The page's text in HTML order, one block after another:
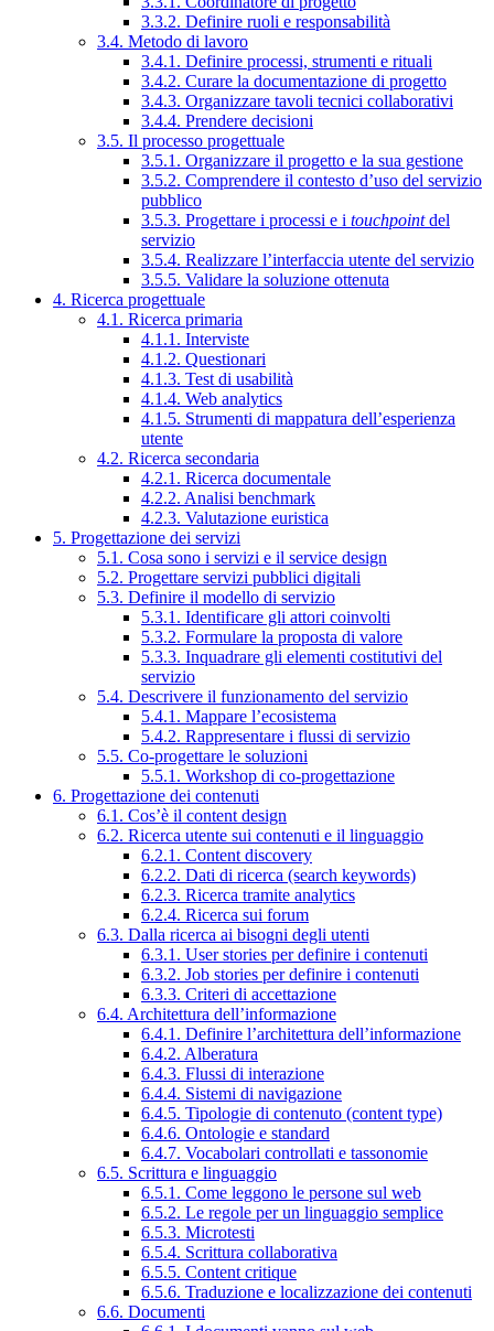
3.3.2. Definire ruoli e responsabilità
3.4. Metodo di lavoro
3.4.1. Definire processi, strumenti e rituali
3.4.2. Curare la documentazione di progetto
3.4.3. Organizzare tavoli tecnici collaborativi
3.4.4. Prendere decisioni
3.5. Il processo progettuale
3.5.1. Organizzare il progetto e la sua gestione
3.5.2. Comprendere il contesto d’uso del servizio
pubblico
3.5.3. Progettare i processi e i touchpointdel
servizio
3.5.4. Realizzare l’interfaccia utente del servizio
3.5.5. Validare la soluzione ottenuta
4. Ricerca progettuale
4.1. Ricerca primaria
4.1.1. Interviste
4.1.2. Questionari
4.1.3. Test di usabilità
4.1.4. Web analytics
4.1.5. Strumenti di mappatura dell’esperienza
utente
4.2. Ricerca secondaria
4.2.1. Ricerca documentale
4.2.2. Analisi benchmark
4.2.3. Valutazione euristica
5. Progettazione dei servizi
5.1. Cosa sono i servizi e il service design
5.2. Progettare servizi pubblici digitali
5.3. Definire il modello di servizio
5.3.1. Identificare gli attori coinvolti
5.3.2. Formulare la proposta di valore
5.3.3. Inquadrare gli elementi costitutivi del
servizio
5.4. Descrivere il funzionamento del servizio
5.4.1. Mappare l’ecosistema
5.4.2. Rappresentare i flussi di servizio
5.5. Co-progettare le soluzioni
5.5.1. Workshop di co-progettazione
6. Progettazione dei contenuti
6.1. Cos’è il content design
6.2. Ricerca utente sui contenuti e il linguaggio
6.2.1. Content discovery
6.2.2. Dati di ricerca (search keywords)
6.2.3. Ricerca tramite analytics
6.2.4. Ricerca sui forum
6.3. Dalla ricerca ai bisogni degli utenti
6.3.1. User stories per definire i contenuti
6.3.2. Job stories per definire i contenuti
6.3.3. Criteri di accettazione
6.4. Architettura dell’informazione
6.4.1. Definire l’architettura dell’informazione
6.4.2. Alberatura
6.4.3. Flussi di interazione
6.4.4. Sistemi di navigazione
6.4.5. Tipologie di contenuto (content type)
6.4.6. Ontologie e standard
6.4.7. Vocabolari controllati e tassonomie
6.5. Scrittura e linguaggio
6.5.1. Come leggono le persone sul web
6.5.2. Le regole per un linguaggio semplice
6.5.3. Microtesti
6.5.4. Scrittura collaborativa
6.5.5. Content critique
6.5.6. Traduzione e localizzazione dei contenuti
6.6. Documenti